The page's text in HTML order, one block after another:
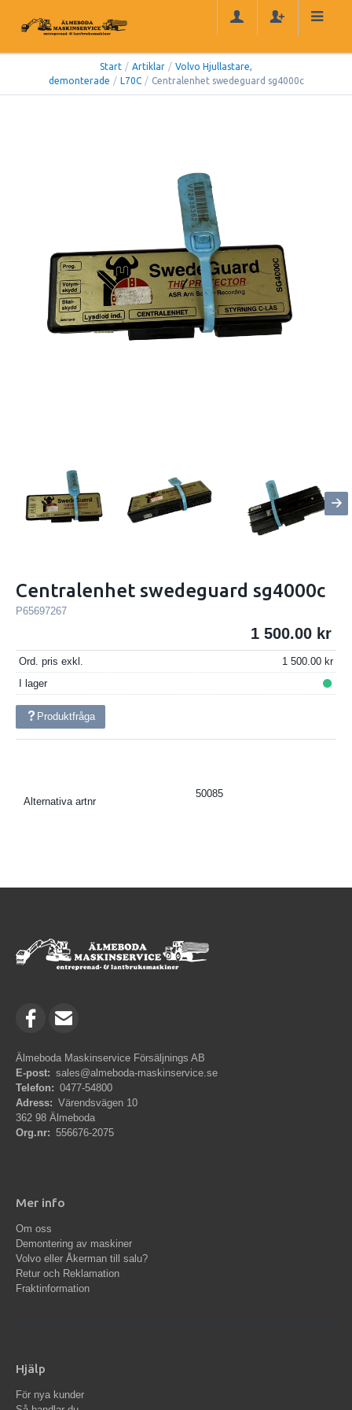
Start / Artiklar / Volvo Hjullastare,
demonterade / L70C / Centralenhet swedeguard sg4000c
Centralenhet swedeguard sg4000c
P65697267
1 500.00
Ord. pris exkl.
1 500.00
I lager
Produktfråga
Alternativa artnr
50085
Älmeboda Maskinservice Försäljnings AB
E-post: sales@almeboda-maskinservice.se
Telefon: 0477-54800
Adress: Värendsvägen 10
362 98 Älmeboda
Org.nr: 556676-2075
Mer info
Om oss
Demontering av maskiner
Volvo eller Åkerman till salu?
Retur och Reklamation
Fraktinformation
Hjälp
För nya kunder